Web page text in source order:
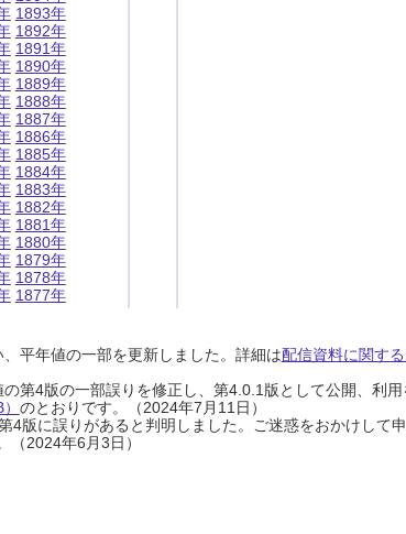
1893年
1892年
1891年
1890年
1889年
1888年
1887年
1886年
1885年
1884年
1883年
1882年
1881年
1880年
1879年
1878年
1877年
平年値の一部を更新しました。詳細は配信資料に関す
第4版の一部誤りを修正し、第4.0.1版として公開、利
のとおりです。（2024年7月11日）
4版に誤りがあると判明しました。ご迷惑をおかけして
（2024年6月3日）